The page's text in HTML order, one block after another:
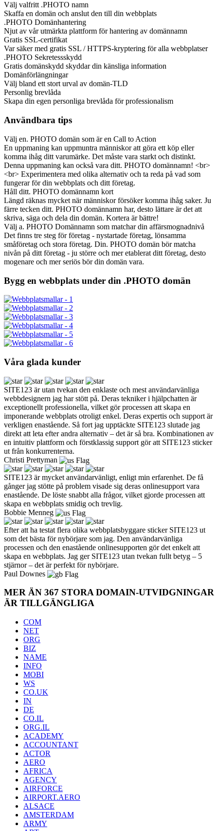
Välj valfritt .PHOTO namn
Skaffa en domän och anslut den till din webbplats
.PHOTO Domänhantering
Njut av vår utmärkta plattform för hantering av domännamn
Gratis SSL-certifikat
Var säker med gratis SSL / HTTPS-kryptering för alla webbplatser
.PHOTO Sekretessskydd
Gratis domänskydd skyddar din känsliga information
Domänförlängningar
Välj bland ett stort urval av domän-TLD
Personlig brevlåda
Skapa din egen personliga brevlåda för professionalism
Användbara tips
Välj en. PHOTO domän som är en Call to Action
En uppmaning kan uppmuntra människor att göra ett köp eller
komma ihåg ditt varumärke. Det måste vara starkt och distinkt.
Denna uppmaning kan också vara ditt. PHOTO domännamn! <br>
<br> Experimentera med olika alternativ och ta reda på vad som
fungerar för din webbplats och ditt företag.
Håll ditt. PHOTO domännamn kort
Längd räknas mycket när människor försöker komma ihåg saker. Ju
färre tecken ditt. PHOTO domännamn har, desto lättare är det att
skriva, säga och dela din domän. Kortera är bättre!
Välj a. PHOTO Domännamn som matchar din affärsmognadnivå
Det finns tre steg för företag - nystartade företag, lönsamma
småföretag och stora företag. Din. PHOTO domän bör matcha
nivån på ditt företag - ju större och mer etablerat ditt företag, desto
mogenare och mer seriös bör din domän vara.
Bygg en webbplats under din .PHOTO domän
Våra glada kunder
SITE123 är utan tvekan den enklaste och mest användarvänliga
webbdesignern jag har stött på. Deras tekniker i hjälpchatten är
exceptionellt professionella, vilket gör processen att skapa en
imponerande webbplats otroligt enkel. Deras expertis och support är
verkligen enastående. Så fort jag upptäckte SITE123 slutade jag
direkt att leta efter andra alternativ – det är så bra. Kombinationen av
en intuitiv plattform och förstklassig support gör att SITE123 sticker
ut från konkurrenterna.
Christi Prettyman
SITE123 är mycket användarvänligt, enligt min erfarenhet. De få
gånger jag stötte på problem visade sig deras onlinesupport vara
enastående. De löste snabbt alla frågor, vilket gjorde processen att
skapa en webbplats smidig och trevlig.
Bobbie Menneg
Efter att ha testat flera olika webbplatsbyggare sticker SITE123 ut
som det bästa för nybörjare som jag. Den användarvänliga
processen och den enastående onlinesupporten gör det enkelt att
skapa en webbplats. Jag ger SITE123 utan tvekan fullt betyg – 5
stjärnor – det är perfekt för nybörjare.
Paul Downes
MER ÄN 367 STORA DOMAIN-UTVIDGNINGAR
ÄR TILLGÄNGLIGA
COM
NET
ORG
BIZ
NAME
INFO
MOBI
WS
CO.UK
IN
DE
CO.IL
ORG.IL
ACADEMY
ACCOUNTANT
ACTOR
AERO
AFRICA
AGENCY
AIRFORCE
AIRPORT.AERO
ALSACE
AMSTERDAM
ARMY